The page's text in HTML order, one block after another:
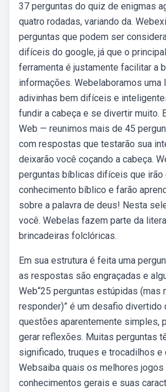
37 perguntas do quiz de enigmas
quatro rodadas, variando da.
perguntas que podem ser
difíceis do google, já que o
ferramenta é justamente facilitar a
informações. Webelaboramos uma
adivinhas bem difíceis e
fundir a cabeça e se divertir muito.
Web — reunimos mais de 45
com respostas que testarão sua
deixarão você coçando a cabeça.
perguntas bíblicas difíceis que irão
conhecimento bíblico e farão
sobre a palavra de deus! Nesta
você. Webelas fazem parte da
brincadeiras folclóricas.
Em sua estrutura é feita uma
as respostas são engraçadas e
Web“25 perguntas estúpidas (mas
responder)” é um desafio divertido
questões aparentemente simples,
gerar reflexões. Muitas perguntas
significado, truques e trocadilhos e
Websaiba quais os melhores
conhecimentos gerais e suas